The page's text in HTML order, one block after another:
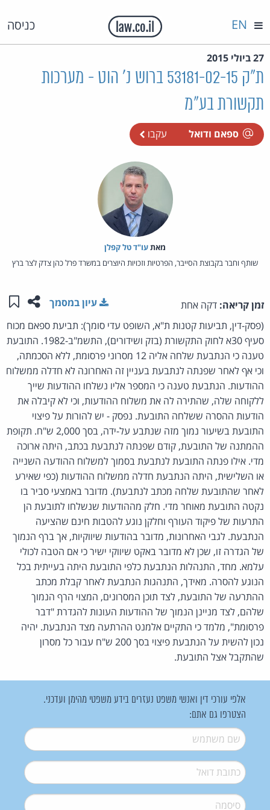
כניסה EN
27 ביולי 2015
ת"ק 53181-02-15 ברוש נ' הוט - מערכות
תקשורת בע"מ
ספאם ודואל עקבו
מאת‏עו"ד טל קפלן
שותף וחבר בקבוצת הסייבר, הפרטיות וזכויות היוצרים במשרד פרל כהן צדק לצר ברץ
זמן קריאה: דקה אחת שתפו
עיון במסמך
(פסק-דין, תביעות קטנות ת"א, השופט עדי סומך): תביעת ספאם מכוח
סעיף 30א לחוק התקשורת (בזק ושידורים), התשמ"ב-1982. התובעת
טענה כי הנתבעת שלחה אליה 12 מסרוני פרסומת, ללא הסכמתה,
וכי אף לאחר שפנתה לנתבעת בעניין זה האחרונה לא חדלה ממשלוח
ההודעות. הנתבעת טענה כי המספר אליו נשלחו ההודעות שייך
ללקוחה שלה, שהתירה לה את משלוח ההודעות, וכי לא קיבלה את
הודעות ההסרה ששלחה התובעת. נפסק - יש להורות על פיצוי
התובעת בשיעור נמוך מזה שנתבע על-ידה, בסך 2,000 ש"ח. תקופת
ההמתנה של התובעת, קודם שפנתה לנתבעת בכתב, היתה ארוכה
מדי. אילו פנתה התובעת לנתבעת בסמוך למשלוח ההודעה השנייה
או השלישית, היתה הנתבעת חדלה ממשלוח ההודעות (כפי שאירע
לאחר שהתובעת שלחה מכתב לנתבעת). מדובר באמצעי סביר בו
נקטה התובעת מאוחר מדי. חלק מההודעות שנשלחו לתובעת הן
התרעות של פיקוד העורף וחלקן נוגע להטבות חינם שהציעה
הנתבעת. לגבי האחרונות, מדובר בהודעות שיווקיות, אך ברף הנמוך
של הגדרה זו, שכן לא מדובר באקט שיווקי ישיר כי אם הטבה לכולי
עלמא. מחד, התנהלות הנתבעת כלפי התובעת היתה בעייתית בכל
הנוגע להסרה. מאידך, התנהגות הנתבעת לאחר קבלת מכתב
ההתרעה של התובעת, לצד תוכן המסרונים, המצוי הרף הנמוך
שלהם, לצד מניינן הנמוך של ההודעות העונות להגדרת "דבר
פרסומת", מלמד כי התקיים אלמנט ההרתעה מצד הנתבעת. יהיה
נכון להשית על הנתבעת פיצוי בסך 200 ש"ח עבור כל מסרון
שהתקבל אצל התובעת.
אלפי עורכי דין ואנשי משפט נעזרים בידע משפטי מהימן ועדכני.
הצטרפו גם אתם:
שם משתמש*
דואל*
סיסמה*